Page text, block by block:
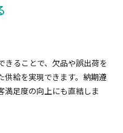
きることで、欠品や誤出荷を
供給を実現できます。納期遵
満足度の向上にも直結しま